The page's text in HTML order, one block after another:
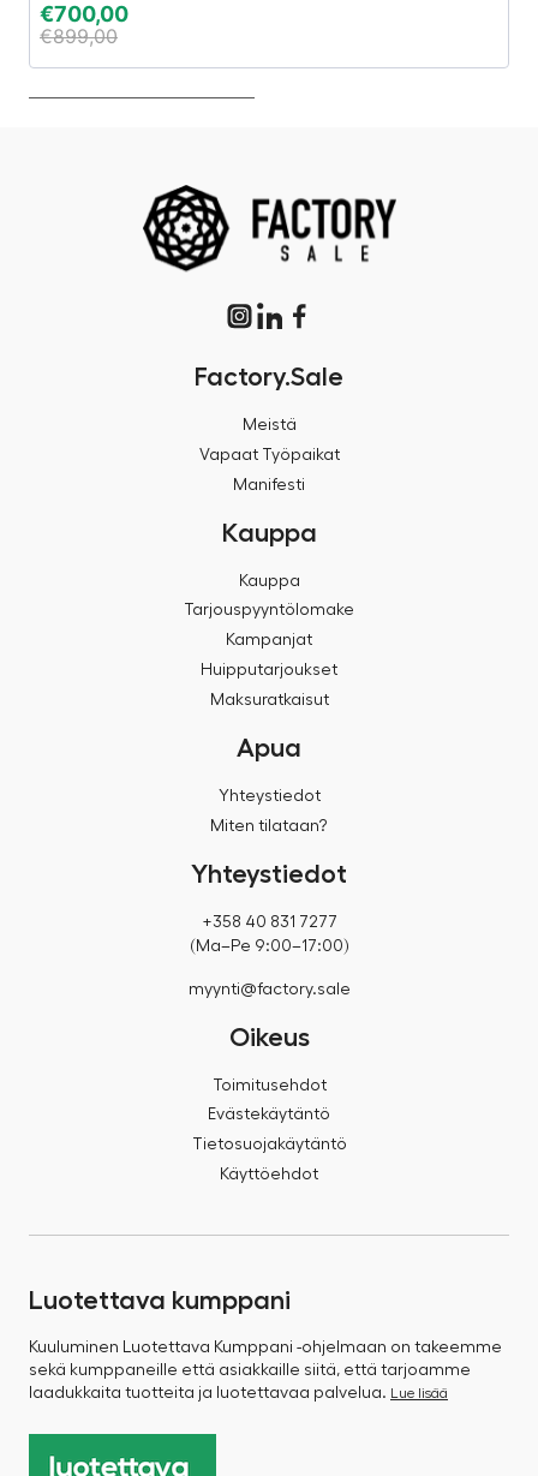
€700,00
€899,00
Factory.Sale
Meistä
Vapaat Työpaikat
Manifesti
Kauppa
Kauppa
Tarjouspyyntölomake
Kampanjat
Huipputarjoukset
Maksuratkaisut
Apua
Yhteystiedot
Miten tilataan?
Yhteystiedot
+358 40 831 7277
(Ma–Pe 9:00–17:00)
myynti@factory.sale
Oikeus
Toimitusehdot
Evästekäytäntö
Tietosuojakäytäntö
Käyttöehdot
Luotettava kumppani
Kuuluminen Luotettava Kumppani -ohjelmaan on takeemme
sekä kumppaneille että asiakkaille siitä, että tarjoamme
laadukkaita tuotteita ja luotettavaa palvelua. Lue lisää